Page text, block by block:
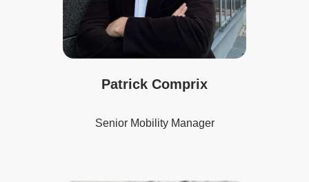
Patrick Comprix
Senior Mobility Manager